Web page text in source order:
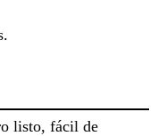
listo, fácil de